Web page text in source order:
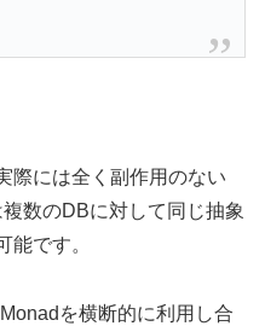
際には全く副作用のない
数のDBに対して同じ抽象
能です。
を横断的に利用し合